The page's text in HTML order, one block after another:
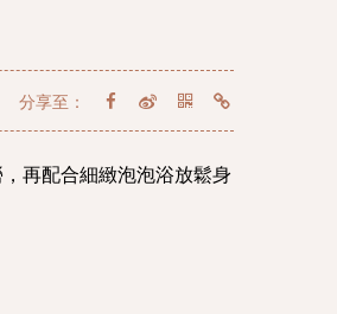
分享至：
再配合細緻泡泡浴放鬆身